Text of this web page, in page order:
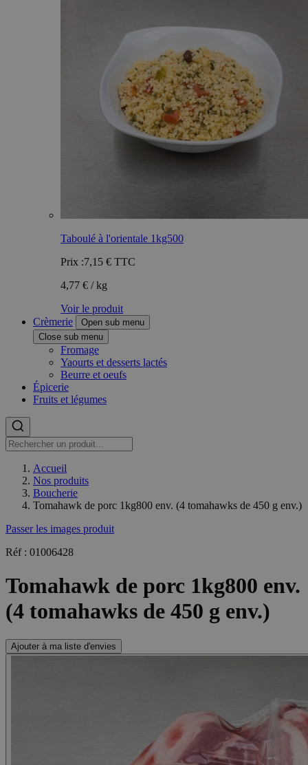
Taboulé à l'orientale 1kg500
Prix :7,15 € TTC
4,77 € / kg
Voir le produit
Crèmerie
Open sub menu
Close sub menu
Fromage
Yaourts et desserts lactés
Beurre et oeufs
Épicerie
Fruits et légumes
Accueil
Nos produits
Boucherie
Tomahawk de porc 1kg800 env. (4 tomahawks de 450 g env.)
Passer les images produit
Réf : 01006428
Tomahawk de porc 1kg800 env.
(4 tomahawks de 450 g env.)
Ajouter à ma liste d'envies